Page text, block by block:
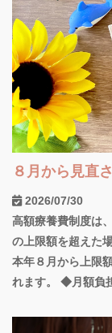
８月から見直
2026/07/30
高額療養費制度は
の上限額を超えた
本年８月から上限
れます。 ◆月額負